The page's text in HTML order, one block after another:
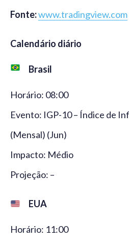
Fonte:www.tradingview.com
Calendário diário
Brasil
Horário: 08:00
Evento: IGP-10 – Índice de
(Mensal) (Jun)
Impacto: Médio
Projeção: –
EUA
Horário: 11:00